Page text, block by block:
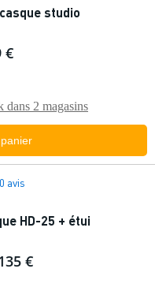
studio
€
dans 2 magasins
avis
HD-25 + étui
€